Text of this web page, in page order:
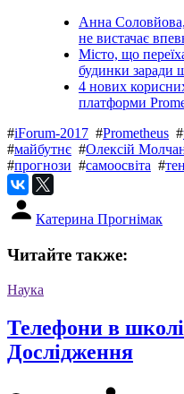
Анна
не вистачає
Місто, що
будинки заради
4 нових
платформи
#iForum-2017 #Prometheus #
#майбутнє #Олексій
#прогнози #самоосвіта #
Катерина Прогнімак
Читайте также:
Наука
Телефони в
Дослідження